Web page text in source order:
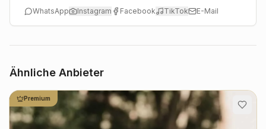
WhatsApp Instagram Facebook TikTok E-Mail
Ähnliche Anbieter
Premium